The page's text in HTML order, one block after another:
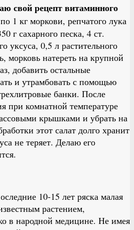
свой рецепт витаминного
1 кг моркови, репчатого лука
г сахарного песка, 4 ст.
уксуса, 0,5 л растительного
морковь натереть на крупной
добавить остальные
и утрамбовать с помощью
банки. После
при комнатной температуре
крышками и убрать на
этот салат долго хранит
не теряет. Делаю его
10-15 лет ряска малая
растением,
в народной медицине. Не имея